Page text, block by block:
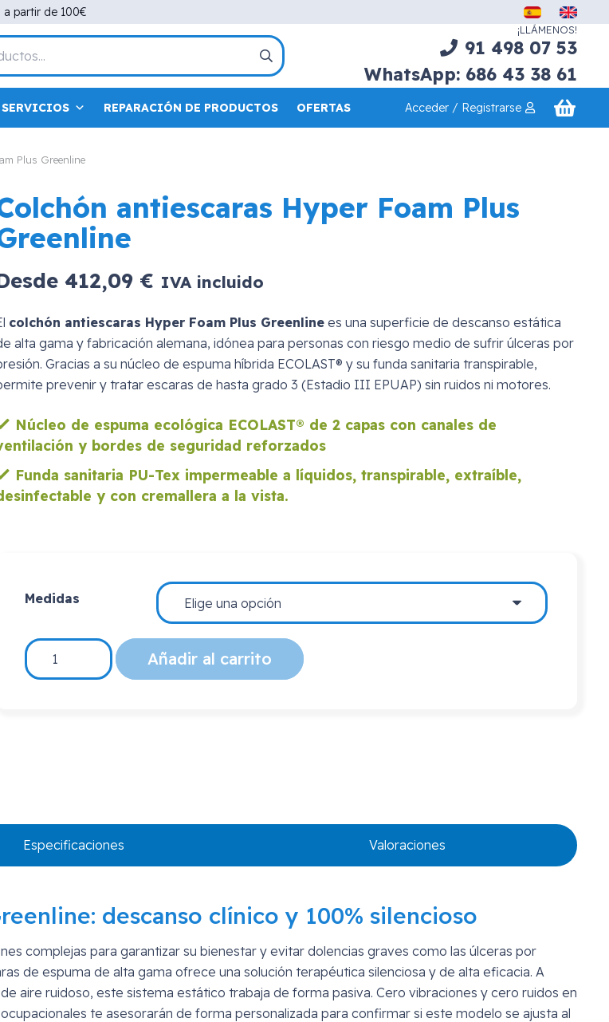
partir de 100€
¡LLÁMENOS!
91 498 07 53
WhatsApp: 686 43 38 61
SERVICIOS REPARACIÓN DE PRODUCTOS OFERTAS Acceder / Registrarse
Plus Greenline
antiescaras Hyper Foam Plus
412,09 € IVA incluido
colchón antiescaras Hyper Foam Plus Greenline es una superficie de descanso estática
alta gama y fabricación alemana, idónea para personas con riesgo medio de sufrir úlceras por
Gracias a su núcleo de espuma híbrida ECOLAST® y su funda sanitaria transpirable,
prevenir y tratar escaras de hasta grado 3 (Estadio III EPUAP) sin ruidos ni motores.
Núcleo de espuma ecológica ECOLAST® de 2 capas con canales de
y bordes de seguridad reforzados
Funda sanitaria PU-Tex impermeable a líquidos, transpirable, extraíble,
y con cremallera a la vista.
Medidas
Colchón
antiescaras
Añadir al carrito
Especificaciones Valoraciones
descanso clínico y 100% silencioso
complejas para garantizar su bienestar y evitar dolencias graves como las úlceras por
de espuma de alta gama ofrece una solución terapéutica silenciosa y de alta eficacia. A
aire ruidoso, este sistema estático trabaja de forma pasiva. Cero vibraciones y cero ruidos en
te asesorarán de forma personalizada para confirmar si este modelo se ajusta al